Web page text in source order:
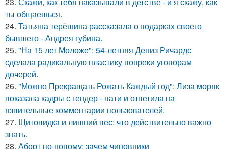
ты общаешься.
24. Татьяна терёшина рассказала о подарках своего
бывшего - Андрея губина.
25. "На 15 лет Моложе": 54-летняя Дениз Ричардс
сделала радикальную пластику вопреки уговорам
дочерей.
26. "Можно Прекращать Рожать Каждый год": Лиза моряк
показала кадры с гендер - пати и ответила на
язвительные комментарии пользователей.
27. Щитовидка и лишний вес: что действительно важно
знать.
28. Аборт по-новому: зачем чиновники